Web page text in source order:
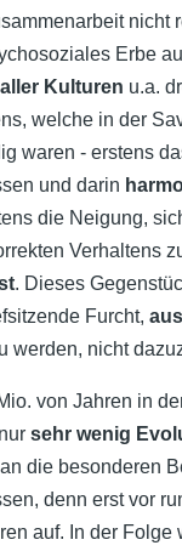
nicht
Erbe
Kulturen u.a.
welche in der
waren - erstens
und darin
die Neigung,
Verhaltens
. Dieses
Furcht,
werden, nicht
von Jahren in
sehr wenig
die besonderen
denn erst vor
auf. In der Folge